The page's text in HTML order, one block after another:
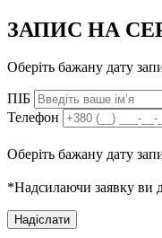
ЗАПИС НА
Оберіть бажану дату
ПІБ
Телефон
Оберіть бажану дату
*Надсилаючи заявку ви